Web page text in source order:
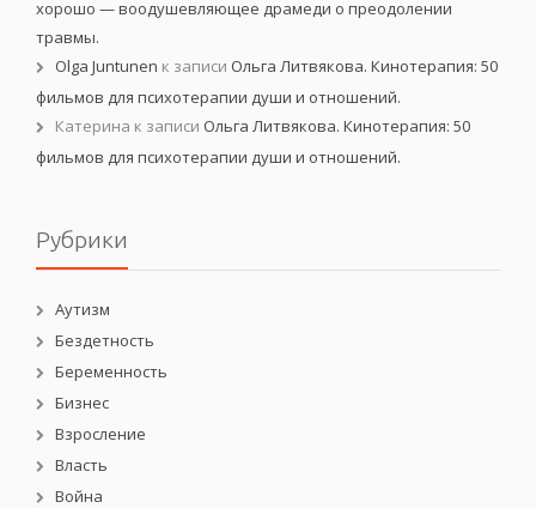
хорошо — воодушевляющее драмеди о преодолении
травмы.
Olga Juntunen к записи Ольга Литвякова. Кинотерапия: 50
фильмов для психотерапии души и отношений.
Катерина к записи Ольга Литвякова. Кинотерапия: 50
фильмов для психотерапии души и отношений.
Рубрики
Аутизм
Бездетность
Беременность
Бизнес
Взросление
Власть
Война